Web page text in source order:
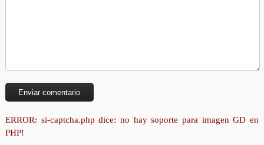
ERROR: si-captcha.php dice: no hay soporte para imagen GD en
PHP!